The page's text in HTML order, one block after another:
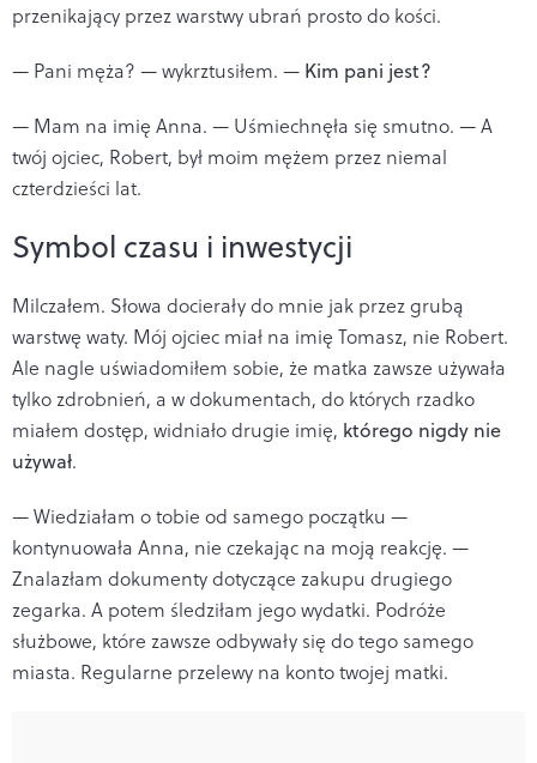
przenikający przez warstwy ubrań prosto do kości.
— Pani męża? — wykrztusiłem. — Kim pani jest?
— Mam na imię Anna. — Uśmiechnęła się smutno. — A
twój ojciec, Robert, był moim mężem przez niemal
czterdzieści lat.
Symbol czasu i inwestycji
Milczałem. Słowa docierały do mnie jak przez grubą
warstwę waty. Mój ojciec miał na imię Tomasz, nie Robert.
Ale nagle uświadomiłem sobie, że matka zawsze używała
tylko zdrobnień, a w dokumentach, do których rzadko
miałem dostęp, widniało drugie imię, którego nigdy nie
używał.
— Wiedziałam o tobie od samego początku —
kontynuowała Anna, nie czekając na moją reakcję. —
Znalazłam dokumenty dotyczące zakupu drugiego
zegarka. A potem śledziłam jego wydatki. Podróże
służbowe, które zawsze odbywały się do tego samego
miasta. Regularne przelewy na konto twojej matki.